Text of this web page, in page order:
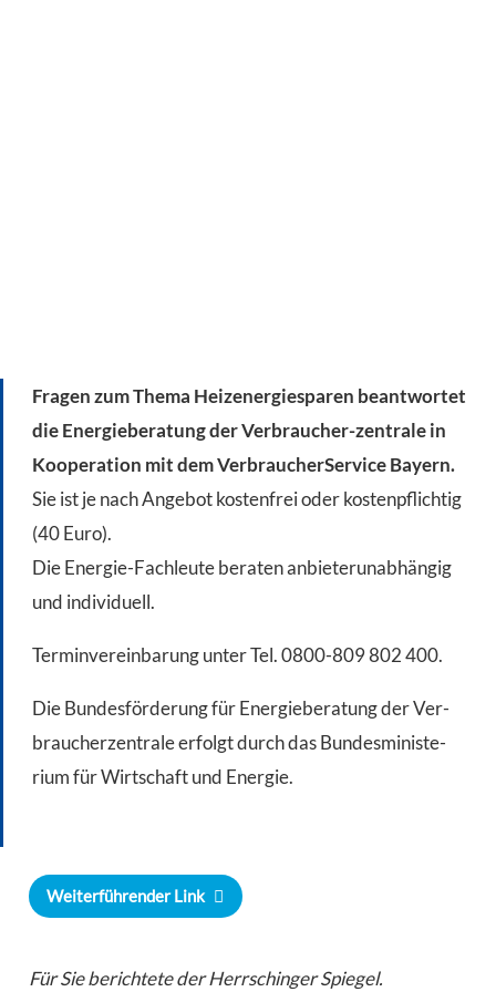
Fragen zum Thema Heizenergiesparen beantwortet
die Energieberatung der Verbraucher-zentrale in
Kooperation mit dem VerbraucherService Bayern.
Sie ist je nach Angebot kostenfrei oder kostenpflich­tig
(40 Euro).
Die Energie-Fachleute beraten anbieter­unabhängig
und individuell.
Termin­vereinbarung unter Tel. 0800-809 802 400.
Die Bundes­förderung für Energie­bera­tung der Ver­
braucherzentrale er­folgt durch das Bundesministe­
rium für Wirtschaft und Energie.
Weiterführender Link
Für Sie berichtete der Herrschinger Spiegel.